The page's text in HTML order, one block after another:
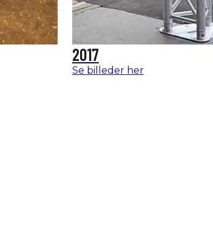
2017
Se billeder her